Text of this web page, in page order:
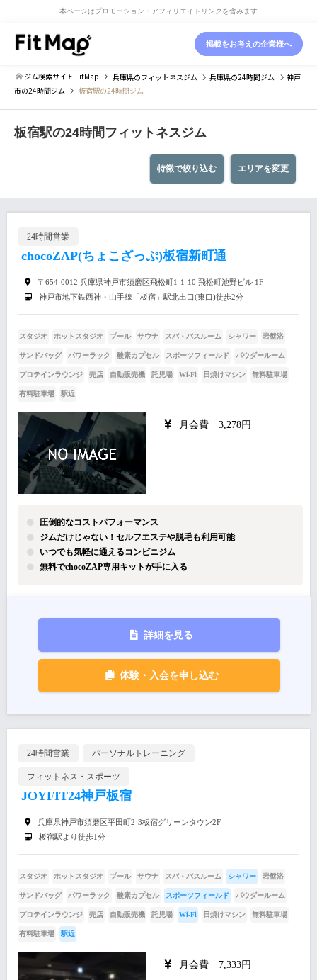
本ページはプロモーション・アフィリエイトリンクを含みます
掲載をお考えの企業様へ
ジム検索サイト FitMap 兵庫県のフィットネスジム 兵庫県の24時間ジム
神戸
市の24時間ジム 板宿駅の24時間ジム
板宿駅の24時間フィットネスジム
エリアを変更
特徴で絞り込む
24時間営業
chocoZAP(ちょこざっぷ)板宿新町通
〒654-0012 兵庫県神戸市須磨区飛松町1-1-10 飛松町池野ビル 1F
神戸市地下鉄西神・山手線「板宿」駅北出口(東口)徒歩2分
スタジオ ホットスタジオ プール サウナ スパ・バスルーム シャワー 岩盤浴
サンドバッグ パワーラック 酸素カプセル スポーツフィールド パウダールーム
プロテインラウンジ 売店 自動販売機 託児場 Wi-Fi 日焼けマシン 無料駐車場
有料駐車場 駅近
月会費 3,278円
圧倒的なコストパフォーマンス
ジムだけじゃない！セルフエステや脱毛も利用可能
いつでも気軽に通えるコンビニジム
無料でchocoZAP専用キットが手に入る
詳細を見る
体験・入会を申し込む
24時間営業 パーソナルトレーニング
フィットネス・スポーツ
JOYFIT24神戸板宿
兵庫県神戸市須磨区平田町2-3板宿グリーンタウン2F
板宿駅より徒歩1分
スタジオ ホットスタジオ プール サウナ スパ・バスルーム シャワー 岩盤浴
サンドバッグ パワーラック 酸素カプセル スポーツフィールド パウダールーム
プロテインラウンジ 売店 自動販売機 託児場 Wi-Fi 日焼けマシン 無料駐車場
有料駐車場 駅近
月会費 7,333円